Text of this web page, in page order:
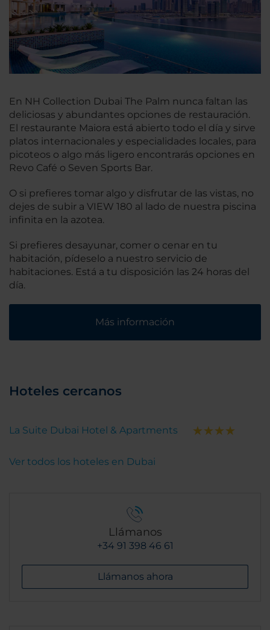
En NH Collection Dubai The Palm nunca faltan las
deliciosas y abundantes opciones de restauración.
El restaurante Maiora está abierto todo el día y sirve
platos internacionales y especialidades locales, para
picoteos o algo más ligero encontrarás opciones en
Revo Café o Seven Sports Bar.
O si prefieres tomar algo y disfrutar de las vistas, no
dejes de subir a VIEW 180 al lado de nuestra piscina
infinita en la azotea.
Si prefieres desayunar, comer o cenar en tu
habitación, pídeselo a nuestro servicio de
habitaciones. Está a tu disposición las 24 horas del
día.
Más información
Hoteles cercanos
La Suite Dubai Hotel & Apartments
Ver todos los hoteles en Dubai
Llámanos
+34 91 398 46 61
Llámanos ahora